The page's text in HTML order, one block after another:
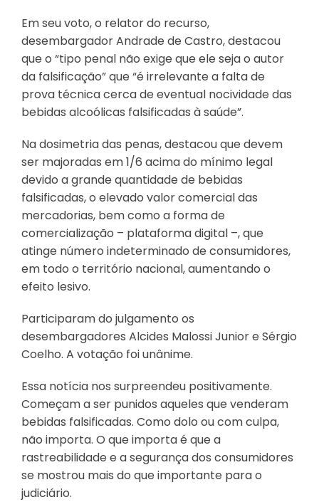
Em seu voto, o relator do recurso,
desembargador Andrade de Castro, destacou
que o “tipo penal não exige que ele seja o autor
da falsificação” que “é irrelevante a falta de
prova técnica cerca de eventual nocividade das
bebidas alcoólicas falsificadas à saúde”.
Na dosimetria das penas, destacou que devem
ser majoradas em 1/6 acima do mínimo legal
devido a grande quantidade de bebidas
falsificadas, o elevado valor comercial das
mercadorias, bem como a forma de
comercialização – plataforma digital –, que
atinge número indeterminado de consumidores,
em todo o território nacional, aumentando o
efeito lesivo.
Participaram do julgamento os
desembargadores Alcides Malossi Junior e Sérgio
Coelho. A votação foi unânime.
Essa notícia nos surpreendeu positivamente.
Começam a ser punidos aqueles que venderam
bebidas falsificadas. Como dolo ou com culpa,
não importa. O que importa é que a
rastreabilidade e a segurança dos consumidores
se mostrou mais do que importante para o
judiciário.